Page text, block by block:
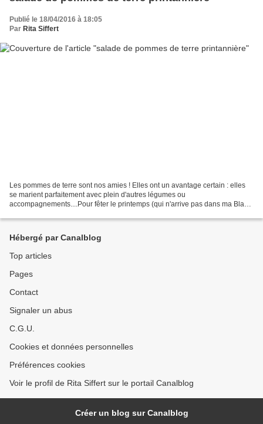
Publié le 18/04/2016 à 18:05
Par Rita Siffert
Les pommes de terre sont nos amies ! Elles ont un avantage certain : elles
se marient parfaitement avec plein d'autres légumes ou
accompagnements....Pour fêter le printemps (qui n'arrive pas dans ma Black
Hébergé par Canalblog
Top articles
Pages
Contact
Signaler un abus
C.G.U.
Cookies et données personnelles
Préférences cookies
Voir le profil de Rita Siffert sur le portail Canalblog
Créer un blog sur Canalblog